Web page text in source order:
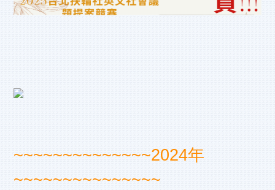
~~~~~~~~~~~~~~2024年
~~~~~~~~~~~~~~~